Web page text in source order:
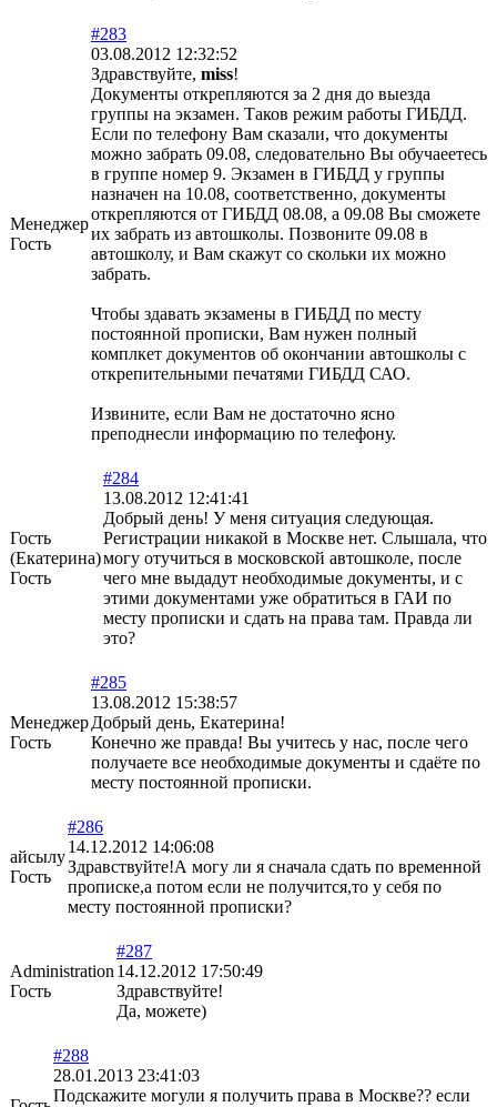
Менеджер
Гость
#283
03.08.2012 12:32:52
Здравствуйте, miss!
Документы открепляются за 2 дня до выезда
группы на экзамен. Таков режим работы ГИБДД.
Если по телефону Вам сказали, что документы
можно забрать 09.08, следовательно Вы обучаеетесь
в группе номер 9. Экзамен в ГИБДД у группы
назначен на 10.08, соответственно, документы
открепляются от ГИБДД 08.08, а 09.08 Вы сможете
их забрать из автошколы. Позвоните 09.08 в
автошколу, и Вам скажут со скольки их можно
забрать.
Чтобы здавать экзамены в ГИБДД по месту
постоянной прописки, Вам нужен полный
комплкет документов об окончании автошколы с
открепительными печатями ГИБДД САО.
Извините, если Вам не достаточно ясно
преподнесли информацию по телефону.
Гость
(Екатерина)
Гость
#284
13.08.2012 12:41:41
Добрый день! У меня ситуация следующая.
Регистрации никакой в Москве нет. Слышала, что
могу отучиться в московской автошколе, после
чего мне выдадут необходимые документы, и с
этими документами уже обратиться в ГАИ по
месту прописки и сдать на права там. Правда ли
это?
Менеджер
Гость
#285
13.08.2012 15:38:57
Добрый день, Екатерина!
Конечно же правда! Вы учитесь у нас, после чего
получаете все необходимые документы и сдаёте по
месту постоянной прописки.
айсылу
Гость
#286
14.12.2012 14:06:08
Здравствуйте!А могу ли я сначала сдать по временной
прописке,а потом если не получится,то у себя по
месту постоянной прописки?
Administration
Гость
#287
14.12.2012 17:50:49
Здравствуйте!
Да, можете)
#288
28.01.2013 23:41:03
Подскажите могули я получить права в Москве?? если